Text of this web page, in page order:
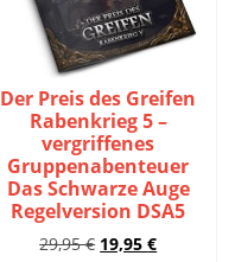
Der Preis des Greifen
Rabenkrieg 5 –
vergriffenes
Gruppenabenteuer
Das Schwarze Auge
Regelversion DSA5
29,95€ Ursprünglicher
19,95€Aktueller